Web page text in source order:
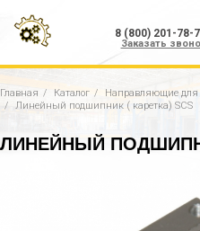
8 (800) 201-78-
Заказать
Главная Каталог Направляющие
Линейный подшипник ( каретка) SCS
ЛИНЕЙНЫЙ